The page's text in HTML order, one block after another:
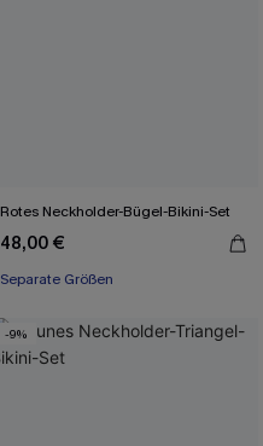
Rotes Neckholder-Bügel-Bikini-Set
48,00 €
Separate Größen
-9%